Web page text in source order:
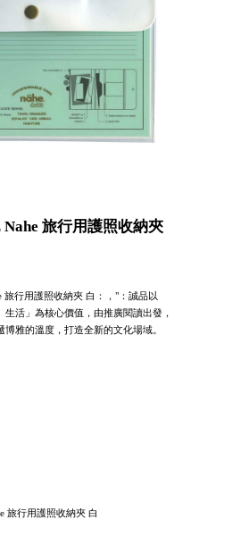
旅行用護照收納夾
旅行用護照收納夾 白：，"：誠品以
生活」為核心價值，由推廣閱讀出發，
雅的溫度，打造全新的文化場域。
旅行用護照收納夾 白